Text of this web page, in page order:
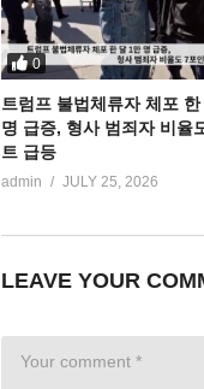
0
트럼프 불법체류자 체포
명 급증, 형사 범죄자 비율
트 급등
admin JULY 25, 2026
LEAVE YOUR